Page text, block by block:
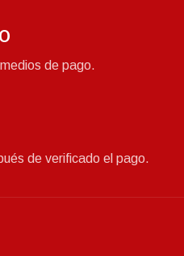
de pago.
de verificado el pago.